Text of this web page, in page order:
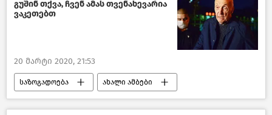
გუშინ თქვა, ჩვენ ამას თვენახევარია
ვაკეთებთ
20 მარტი 2020, 21:53
საზოგადოება ახალი ამბები
საქართველო COVID-19